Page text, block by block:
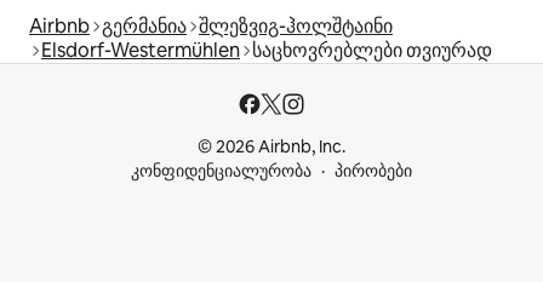
Airbnb გერმანია შლეზვიგ-ჰოლშტაინი
Elsdorf-Westermühlen საცხოვრებლები თვიურად
© 2026 Airbnb, Inc.
კონფიდენციალურობა
პირობები